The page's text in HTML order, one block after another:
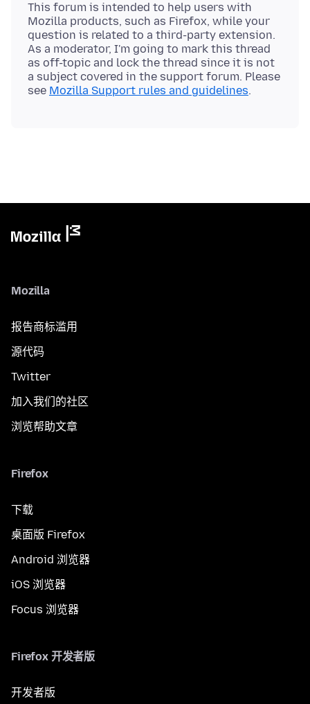
This forum is intended to help users with
Mozilla products, such as Firefox, while your
question is related to a third-party extension.
As a moderator, I'm going to mark this thread
as off-topic and lock the thread since it is not
a subject covered in the support forum. Please
see Mozilla Support rules and guidelines
Mozilla
报告商标滥用
源代码
Twitter
加入我们的社区
浏览帮助文章
Firefox
下载
桌面版 Firefox
Android 浏览器
iOS 浏览器
Focus 浏览器
Firefox 开发者版
开发者版